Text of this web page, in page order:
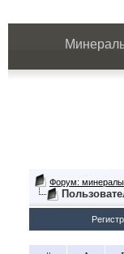
Форум: минералы,